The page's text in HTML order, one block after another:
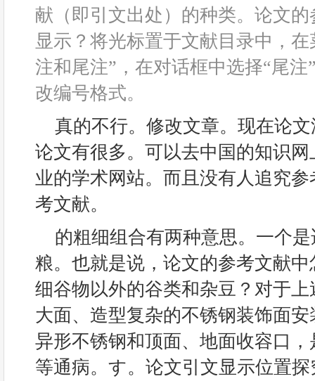
献（即引文出处）的种类。论文
显示？将光标置于文献目录中，
注和尾注”，在对话框中选择“尾注
改编号格式。
真的不行。修改文章。现在论
论文有很多。可以去中国的知识
业的学术网站。而且没有人追究
考文献。
的粗细组合有两种意思。一个
粮。也就是说，论文的参考文献
细谷物以外的谷类和杂豆？对于
大面、造型复杂的不锈钢装饰面
异形不锈钢和顶面、地面收容口
等通病。す。论文引文显示位置